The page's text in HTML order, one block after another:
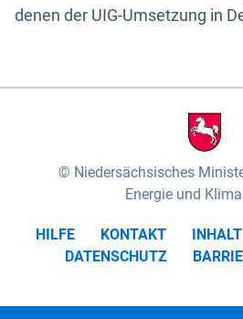
denen der UIG-Umsetzung in
Niedersächsisches
Energie und
HILFE KONTAKT INHALT
DATENSCHUTZ